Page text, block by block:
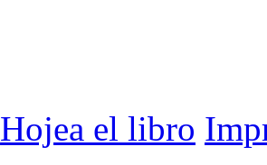
Hojea el libro